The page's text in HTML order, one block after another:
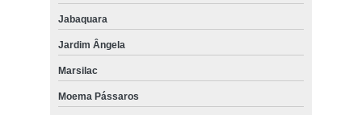
Jabaquara
Jardim Ângela
Marsilac
Moema Pássaros